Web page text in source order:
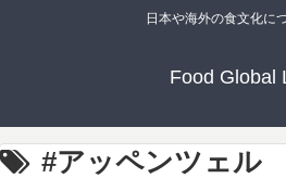
日本や海外の食文化に
Food Global
#アッペンツェル